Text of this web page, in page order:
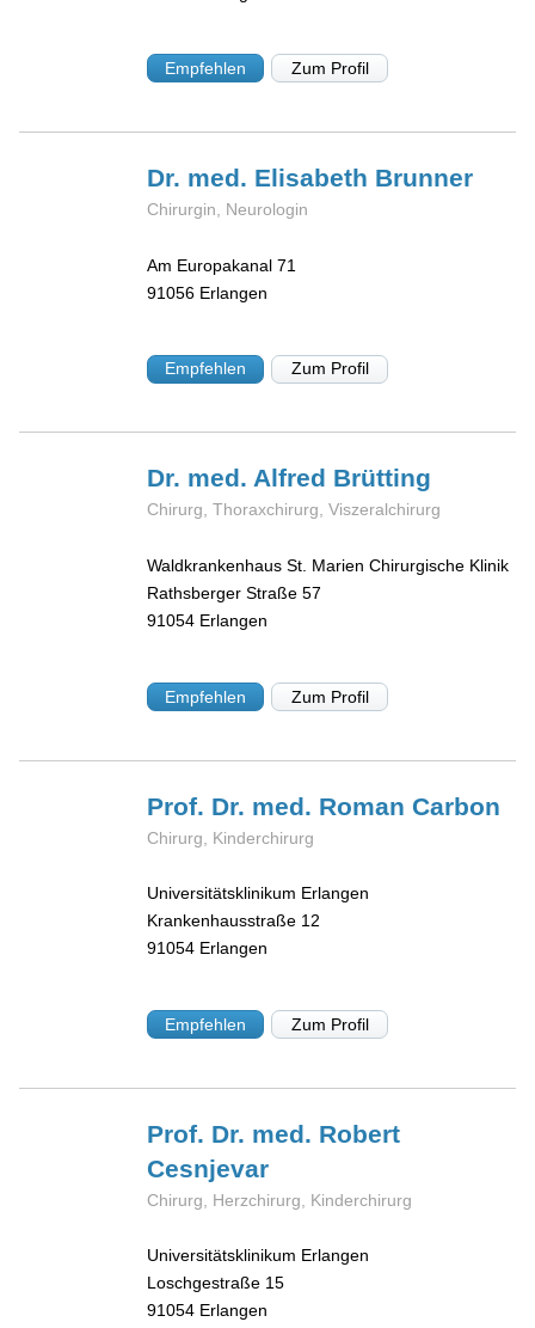
Empfehlen Zum Profil
Dr. med. Elisabeth Brunner
Chirurgin, Neurologin
Am Europakanal 71
91056 Erlangen
Empfehlen Zum Profil
Dr. med. Alfred Brütting
Chirurg, Thoraxchirurg, Viszeralchirurg
Waldkrankenhaus St. Marien Chirurgische Klinik
Rathsberger Straße 57
91054 Erlangen
Empfehlen Zum Profil
Prof. Dr. med. RomanCarbon
Chirurg, Kinderchirurg
Universitätsklinikum Erlangen
Krankenhausstraße 12
91054 Erlangen
Empfehlen Zum Profil
Prof. Dr. med. Robert
Cesnjevar
Chirurg, Herzchirurg, Kinderchirurg
Universitätsklinikum Erlangen
Loschgestraße 15
91054 Erlangen